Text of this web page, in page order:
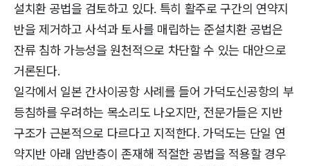
설치환 공법을 검토하고 있다. 특히 활주로 구간의 연약지
반을 제거하고 사석과 토사를 매립하는 준설치환 공법은
잔류 침하 가능성을 원천적으로 차단할 수 있는 대안으로
거론된다.
일각에서 일본 간사이공항 사례를 들어 가덕도신공항의 부
등침하를 우려하는 목소리도 나오지만, 전문가들은 지반
구조가 근본적으로 다르다고 지적한다. 가덕도는 단일 연
약지반 아래 암반층이 존재해 적절한 공법을 적용할 경우